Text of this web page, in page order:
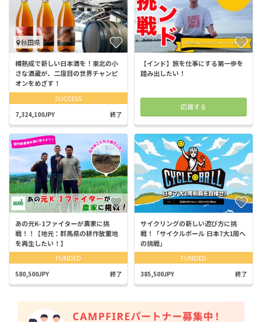
秋田県
樽熟成で新しい日本酒を！東北の小
さな酒蔵が、二度目の世界チャンピ
オンをめざす！
SUCCESS
7,324,100JPY 終了
【インド】旅を仕事にする第一歩を
踏み出したい！
応援する
あの元K-1ファイターが農家に挑
戦！！【地元：郡馬県の耕作放棄地
を再生したい！】
FUNDED
580,500JPY 終了
サイクリングの新しい遊び方に挑
戦！「サイクルボール 日本7大1周へ
の挑戦」
FUNDED
385,500JPY 終了